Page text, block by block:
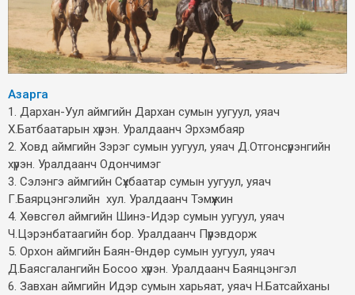
Азарга
1. Дархан-Уул аймгийн Дархан сумын уугуул, уяач
Х.Батбаатарын хүрэн. Уралдаанч Эрхэмбаяр
2. Ховд аймгийн Зэрэг сумын уугуул, уяач Д.Отгонсүрэнгийн
хүрэн. Уралдаанч Одончимэг
3. Сэлэнгэ аймгийн Сүхбаатар сумын уугуул, уяач
Г.Баярцэнгэлийн хул. Уралдаанч Тэмүүжин
4. Хөвсгөл аймгийн Шинэ-Идэр сумын уугуул, уяач
Ч.Цэрэнбатаагийн бор. Уралдаанч Пүрэвдорж
5. Орхон аймгийн Баян-Өндөр сумын уугуул, уяач
Д.Баясгалангийн Босоо хүрэн. Уралдаанч Баянцэнгэл
6. Завхан аймгийн Идэр сумын харьяат, уяач Н.Батсайханы